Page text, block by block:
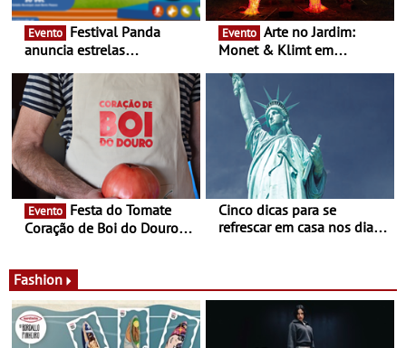
Evento
anuncia estrelas
- Entre Junho e Julho pelo
país
Evento
Monet & Klimt em
ao final de Setembro -
Experiência luminosa no
jardim do Museu de
Alberto Sampaio
Evento
Coração de Boi do Douro -
Cinco dicas para se
refrescar em casa nos dias
Fashion